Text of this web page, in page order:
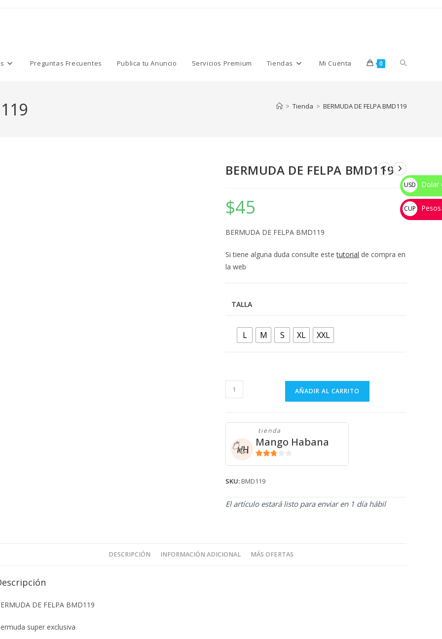
Preguntas Frecuentes Publica tu Anuncio Servicios Premium Tiendas Mi Cuenta 0 Alternar
la
web
> Tienda > BERMUDA DE FELPA BMD119
BERMUDA DE FELPA BMD119
$45
BERMUDA DE FELPA BMD119
Si tiene alguna duda consulte estetutorial de compra en
la web
TALLA
L M S XL XXL
BERMUDA
DE
BMD119
AÑADIR AL CARRITO
tienda
Mango Habana
SKU:BMD119
El artículo estará listo para enviar en 1 día hábil
DESCRIPCIÓN INFORMACIÓN ADICIONAL MÁS OFERTAS
DE FELPA BMD119
super exclusiva
USD
$
Dolar
CUP
💰
Pesos